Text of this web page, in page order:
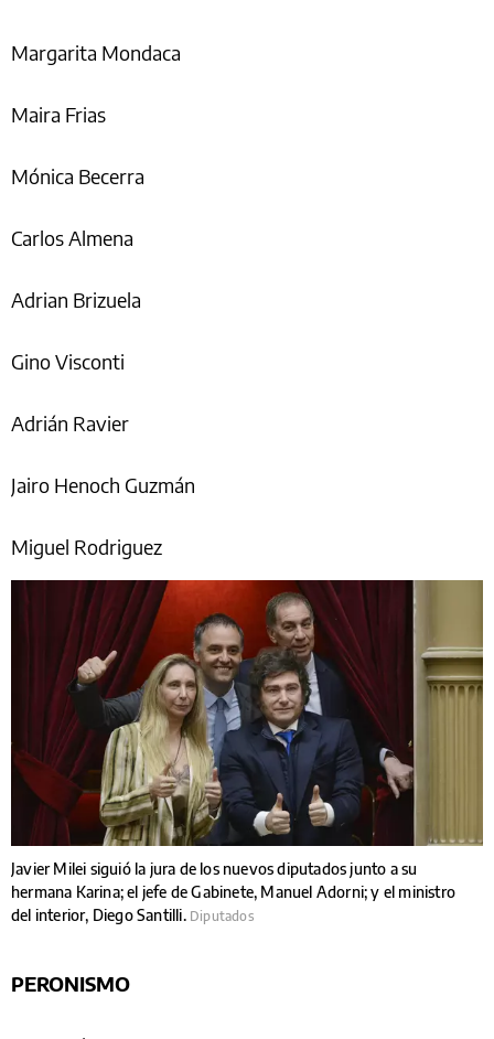
Margarita Mondaca
Maira Frias
Mónica Becerra
Carlos Almena
Adrian Brizuela
Gino Visconti
Adrián Ravier
Jairo Henoch Guzmán
Miguel Rodriguez
Javier Milei siguió la jura de los nuevos diputados junto a su
hermana Karina; el jefe de Gabinete, Manuel Adorni; y el ministro
del interior, Diego Santilli. Diputados
PERONISMO